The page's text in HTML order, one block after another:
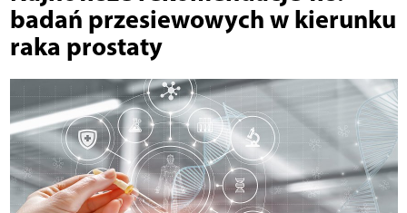
badań przesiewowych w kierunku
raka prostaty